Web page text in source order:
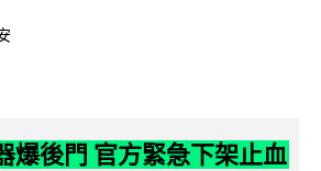
爆後門 官方緊急下架止血